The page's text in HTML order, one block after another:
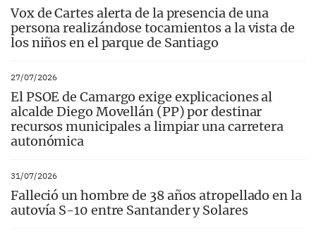
Vox de Cartes alerta de la presencia de una
persona realizándose tocamientos a la vista de
los niños en el parque de Santiago
27/07/2026
El PSOE de Camargo exige explicaciones al
alcalde Diego Movellán (PP) por destinar
recursos municipales a limpiar una carretera
autonómica
31/07/2026
Falleció un hombre de 38 años atropellado en la
autovía S-10 entre Santander y Solares